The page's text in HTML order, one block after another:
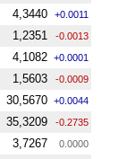
4,3440 +0.0011
1,2351 -0.0013
4,1082 +0.0001
1,5603 -0.0009
30,5670 +0.0044
35,3209 -0.2735
3,7267 0.0000